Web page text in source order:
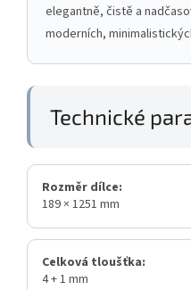
elegantně, čistě a
moderních,
Technické
Rozměr dílce:
189 × 1251 mm
Celková tloušťka:
4 + 1 mm